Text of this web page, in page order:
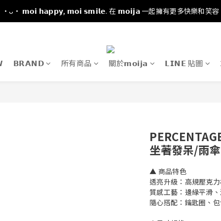
·ᴗ· 𝗺𝗼𝗶 𝗵𝗮𝗽𝗽𝘆, 𝗺𝗼𝗶 𝘀𝗺𝗶𝗹𝗲. 在 𝗺𝗼𝗶𝗷𝗮 一起擁有更多快樂和笑容
𝗕𝗥𝗔𝗡𝗗 所有商品 關於𝗺𝗼𝗶𝗷𝗮 𝗟𝗜𝗡𝗘 貼圖
坐著發呆/雨
▲ 商品特色
透亮升級：高規壓克
質感工藝：邊緣平滑
隨心搭配：鑰匙圈、